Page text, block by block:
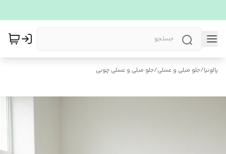
پالونیا/جلو مبلی و عسلی/جلو مبلی و عسلی چوبی